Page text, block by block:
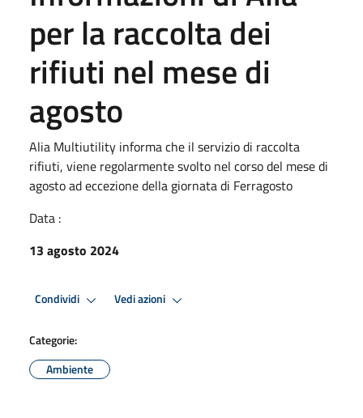
per la raccolta dei
rifiuti nel mese di
agosto
Alia Multiutility informa che il servizio di raccolta
rifiuti, viene regolarmente svolto nel corso del mese di
agosto ad eccezione della giornata di Ferragosto
Data :
13 agosto 2024
Condividi Vedi azioni
Categorie:
Ambiente